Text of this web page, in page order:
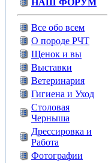
НАШ ФОРУМ
Все обо всем
О породе РЧТ
Щенок и вы
Выставки
Ветеринария
Гигиена и Уход
Столовая
Черныша
Дрессировка и
Работа
Фотографии